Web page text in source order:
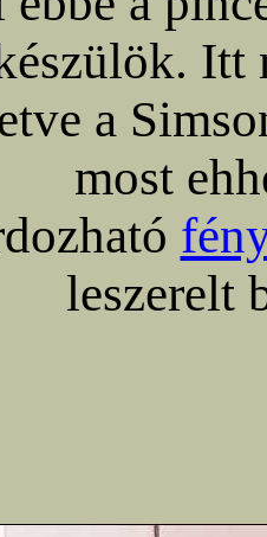
Itt
a
most
leszerelt